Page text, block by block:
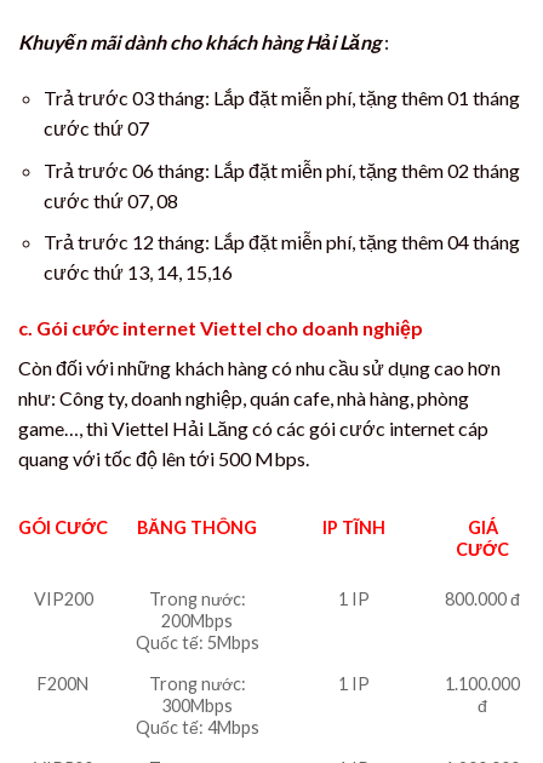
Khuyến mãi dành cho khách hàng Hải Lăng:
Trả trước 03 tháng: Lắp đặt miễn phí, tặng thêm 01 tháng
cước thứ 07
Trả trước 06 tháng: Lắp đặt miễn phí, tặng thêm 02 tháng
cước thứ 07, 08
Trả trước 12 tháng: Lắp đặt miễn phí, tặng thêm 04 tháng
cước thứ 13, 14, 15,16
c. Gói cước internet Viettel cho doanh nghiệp
Còn đối với những khách hàng có nhu cầu sử dụng cao hơn
như: Công ty, doanh nghiệp, quán cafe, nhà hàng, phòng
game…, thì Viettel Hải Lăng có các gói cước internet cáp
quang với tốc độ lên tới 500 Mbps.
GÓI CƯỚC BĂNG THÔNG IP TĨNH
GIÁ
CƯỚC
VIP200
Trong nước:
200Mbps
Quốc tế: 5Mbps
1 IP 800.000 đ
F200N
Trong nước:
300Mbps
Quốc tế: 4Mbps
1 IP
1.100.000
đ